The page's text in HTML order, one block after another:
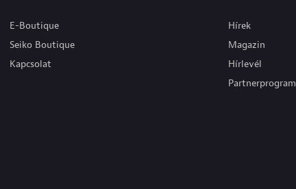
E-Boutique
Seiko Boutique
Kapcsolat
Hírek
Magazin
Hírlevél
Partnerprogram